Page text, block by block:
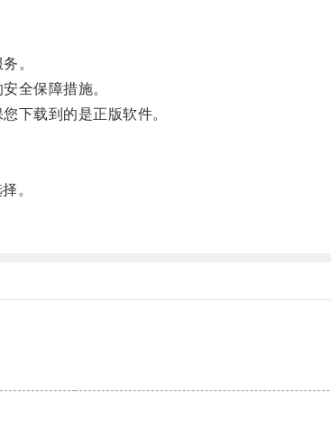
。
全保障措施。
下载到的是正版软件。
。